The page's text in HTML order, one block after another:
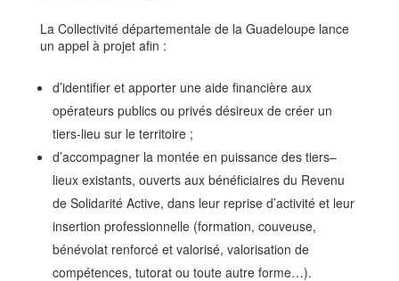
La Collectivité départementale de la Guadeloupe lance
un appel à projet afin :
d’identifier et apporter une aide financière aux
opérateurs publics ou privés désireux de créer un
tiers-lieu sur le territoire ;
d’accompagner la montée en puissance des tiers–
lieux existants, ouverts aux bénéficiaires du Revenu
de Solidarité Active, dans leur reprise d’activité et leur
insertion professionnelle (formation, couveuse,
bénévolat renforcé et valorisé, valorisation de
compétences, tutorat ou toute autre forme…).